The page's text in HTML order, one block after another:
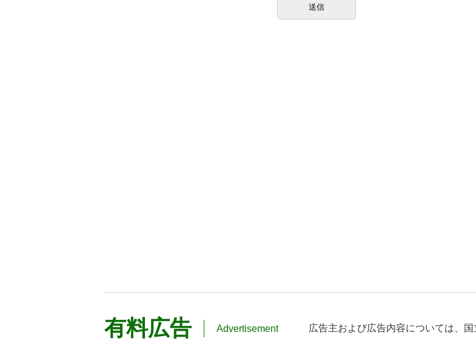
有料広告 Advertisement 広告主および広告内容については、